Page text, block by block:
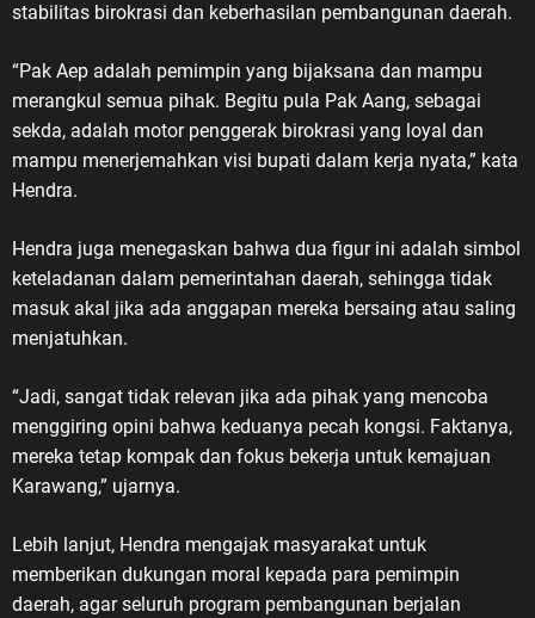
stabilitas birokrasi dan keberhasilan pembangunan daerah.
“Pak Aep adalah pemimpin yang bijaksana dan mampu
merangkul semua pihak. Begitu pula Pak Aang, sebagai
sekda, adalah motor penggerak birokrasi yang loyal dan
mampu menerjemahkan visi bupati dalam kerja nyata,” kata
Hendra.
Hendra juga menegaskan bahwa dua figur ini adalah simbol
keteladanan dalam pemerintahan daerah, sehingga tidak
masuk akal jika ada anggapan mereka bersaing atau saling
menjatuhkan.
“Jadi, sangat tidak relevan jika ada pihak yang mencoba
menggiring opini bahwa keduanya pecah kongsi. Faktanya,
mereka tetap kompak dan fokus bekerja untuk kemajuan
Karawang,” ujarnya.
Lebih lanjut, Hendra mengajak masyarakat untuk
memberikan dukungan moral kepada para pemimpin
daerah, agar seluruh program pembangunan berjalan